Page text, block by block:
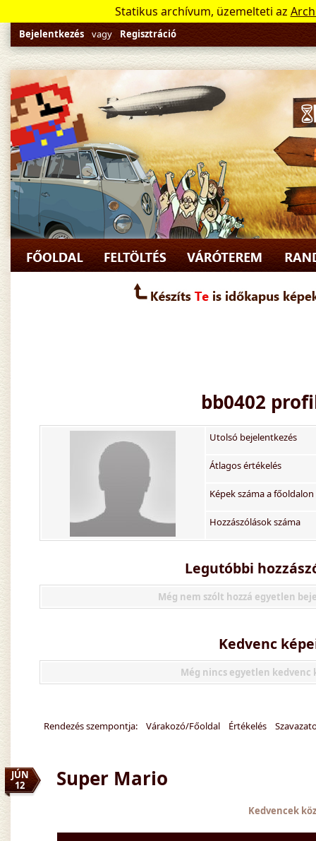
Statikus archívum, üzemelteti az
Bejelentkezés vagy Regisztráció
bb0402
Utolsó bejelentkezés
Átlagos értékelés
Képek száma a főoldalon
Hozzászólások száma
Legutóbbi
Még nem szólt hozzá egyetlen
Kedvenc
Még nincs egyetlen kedvenc
Rendezés szempontja: Várakozó/Főoldal Értékelés
JÚN
12
Super Mario
Kedvencek